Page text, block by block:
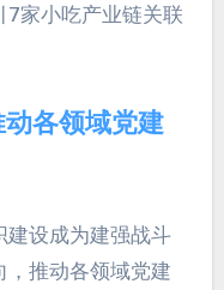
7家小吃产业链关联
各领域党建
建设成为建强战斗
推动各领域党建